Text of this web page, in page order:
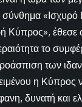
σύνθημα
Κύπρος»,
το
των
η Κύπρος
δυνατή και